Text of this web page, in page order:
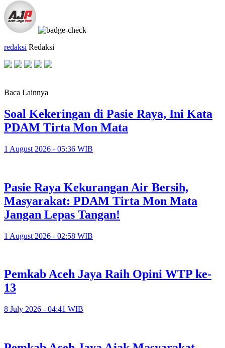
redaksi Redaksi
Baca Lainnya
Soal Kekeringan di Pasie Raya, Ini Kata
PDAM Tirta Mon Mata
1 August 2026 - 05:36 WIB
Pasie Raya Kekurangan Air Bersih,
Masyarakat: PDAM Tirta Mon Mata
Jangan Lepas Tangan!
1 August 2026 - 02:58 WIB
Pemkab Aceh Jaya Raih Opini WTP ke-
13
8 July 2026 - 04:41 WIB